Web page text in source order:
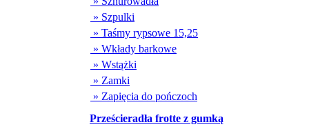
» Szpulki
» Taśmy rypsowe 15,25
» Wkłady barkowe
» Wstążki
» Zamki
» Zapięcia do pończoch
Prześcieradła frotte z gumką